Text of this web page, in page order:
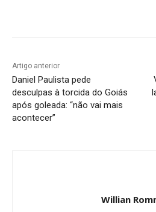
Artigo anterior
Daniel Paulista pede
desculpas à torcida do Goiás
após goleada: “não vai mais
acontecer”
Willian